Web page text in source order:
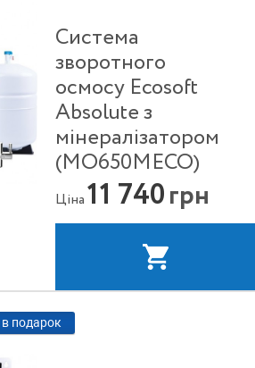
Система
зворотного
осмосу Ecosoft
Absolute з
мінералізатором
(MO650MECO)
Ціна11 740грн
подарок